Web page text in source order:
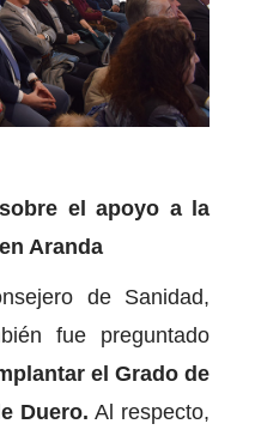
el apoyo a la
Aranda
de Sanidad,
fue preguntado
el Grado de
Duero. Al respecto,